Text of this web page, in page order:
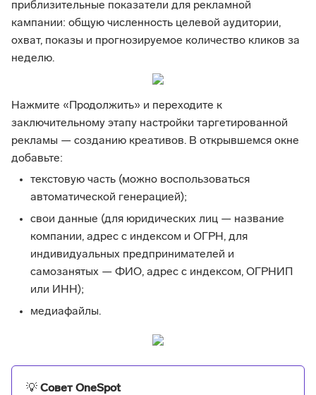
приблизительные показатели для рекламной
кампании: общую численность целевой аудитории,
охват, показы и прогнозируемое количество кликов за
неделю.
Нажмите «Продолжить» и переходите к
заключительному этапу настройки таргетированной
рекламы — созданию креативов. В открывшемся окне
добавьте:
текстовую часть (можно воспользоваться
автоматической генерацией);
свои данные (для юридических лиц — название
компании, адрес с индексом и ОГРН, для
индивидуальных предпринимателей и
самозанятых — ФИО, адрес с индексом, ОГРНИП
или ИНН);
медиафайлы.
💡 Совет OneSpot